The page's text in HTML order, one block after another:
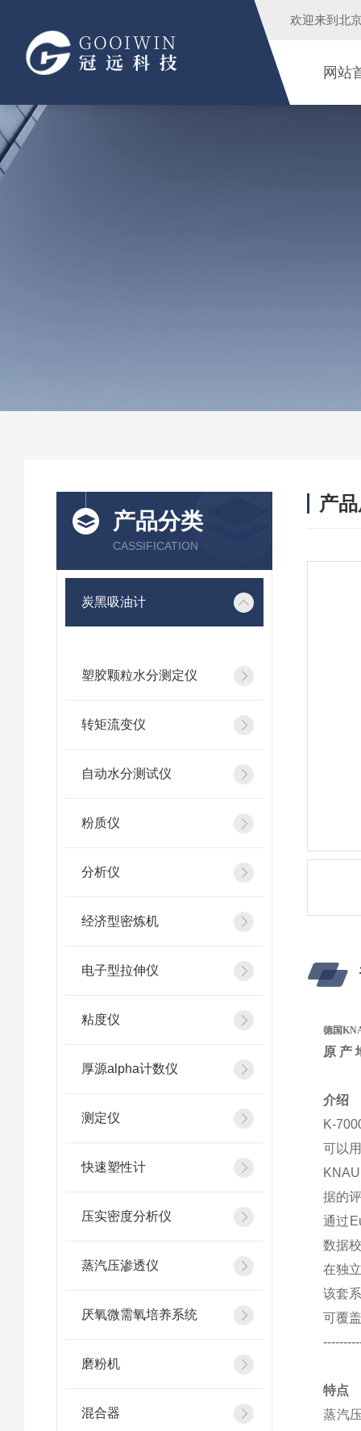
欢迎来到 北
网站
产品分类
CASSIFICATION
炭黑吸油计
塑胶颗粒水分测定仪
转矩流变仪
自动水分测试仪
粉质仪
分析仪
经济型密炼机
电子型拉伸仪
粘度仪
厚源alpha计数仪
测定仪
快速塑性计
压实密度分析仪
蒸汽压渗透仪
厌氧微需氧培养系统
磨粉机
混合器
产
德国
原 产
介绍
K-
可以
据的
通过
数据
在独
该套
可覆
特点
蒸汽